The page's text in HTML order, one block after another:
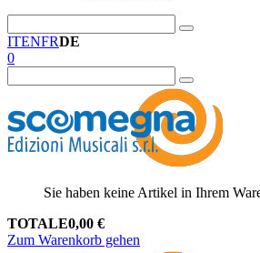
ITENFRDE
0
Sie haben keine Artikel in Ihrem
TOTALE0,00 €
Zum Warenkorb gehen